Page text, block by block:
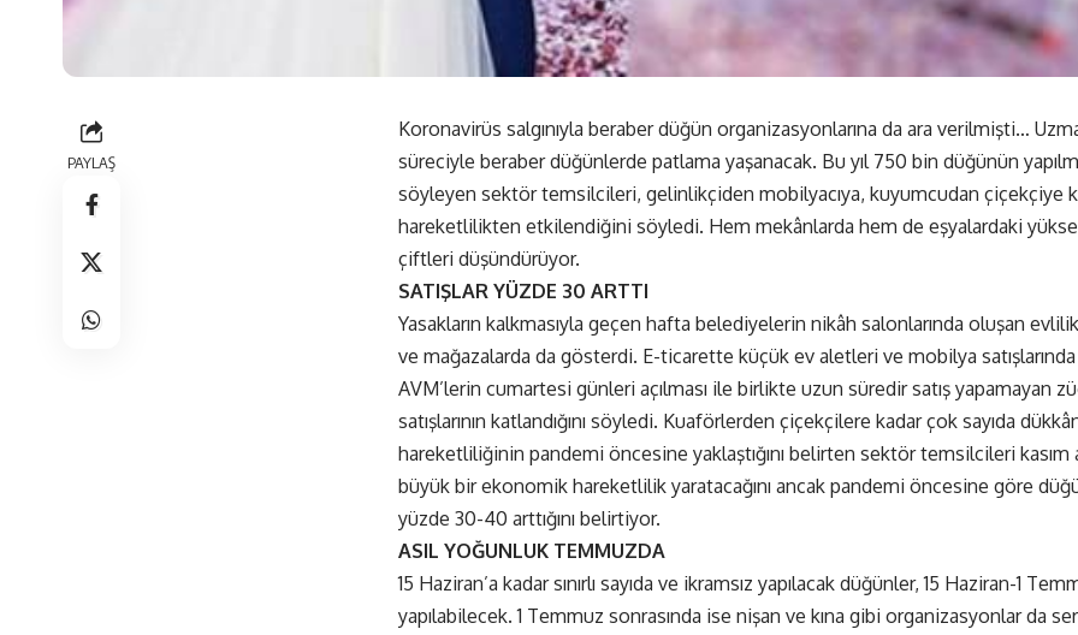
PAYLAŞ
Koronavirüs salgınıyla beraber düğün organizasyonlarına da ara verilmişti…
süreciyle beraber düğünlerde patlama yaşanacak. Bu yıl 750 bin düğünün
söyleyen sektör temsilcileri, gelinlikçiden mobilyacıya, kuyumcudan çiçekçiye
hareketlilikten etkilendiğini söyledi. Hem mekânlarda hem de eşyalardaki
çiftleri düşündürüyor.
SATIŞLAR YÜZDE 30 ARTTI
Yasakların kalkmasıyla geçen hafta belediyelerin nikâh salonlarında oluşan
ve mağazalarda da gösterdi. E-ticarette küçük ev aletleri ve mobilya satışlarında
AVM’lerin cumartesi günleri açılması ile birlikte uzun süredir satış yapamayan
satışlarının katlandığını söyledi. Kuaförlerden çiçekçilere kadar çok sayıda
hareketliliğinin pandemi öncesine yaklaştığını belirten sektör temsilcileri kasım
büyük bir ekonomik hareketlilik yaratacağını ancak pandemi öncesine göre
yüzde 30-40 arttığını belirtiyor.
ASIL YOĞUNLUK TEMMUZDA
15 Haziran’a kadar sınırlı sayıda ve ikramsız yapılacak düğünler, 15 Haziran-1
yapılabilecek. 1 Temmuz sonrasında ise nişan ve kına gibi organizasyonlar da